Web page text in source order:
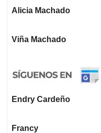
Alicia Machado
Viña Machado
Endry Cardeño
Francy